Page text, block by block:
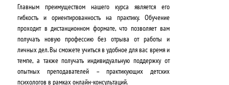
а
л
ь
н
а
е
н
а
:
4
Главным преимуществом нашего курса является его
гибкость и ориентированность на практику. Обучение
проходит в дистанционном формате, что позволяет вам
получать новую профессию без отрыва от работы и
личных дел. Вы сможете учиться в удобное для вас время и
темпе, а также получать индивидуальную поддержку от
опытных преподавателей – практикующих детских
психологов в рамках онлайн-консультаций.